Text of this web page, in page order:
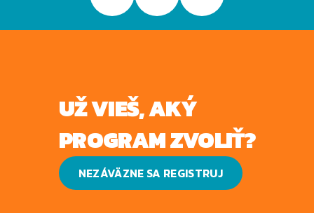
UŽ VIEŠ, AKÝ
PROGRAM ZVOLIŤ?
NEZÁVÄZNE SA REGISTRUJ